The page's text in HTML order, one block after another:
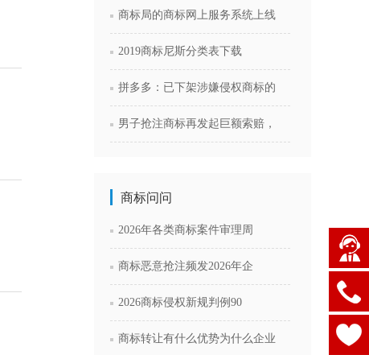
商标局的商标网上服务系统上线
2019商标尼斯分类表下载
拼多多：已下架涉嫌侵权商标的
男子抢注商标再发起巨额索赔，
商标问问
2026年各类商标案件审理周
商标恶意抢注频发2026年企
2026商标侵权新规判例90
商标转让有什么优势为什么企业